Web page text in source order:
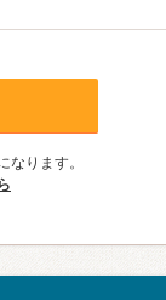
なります。